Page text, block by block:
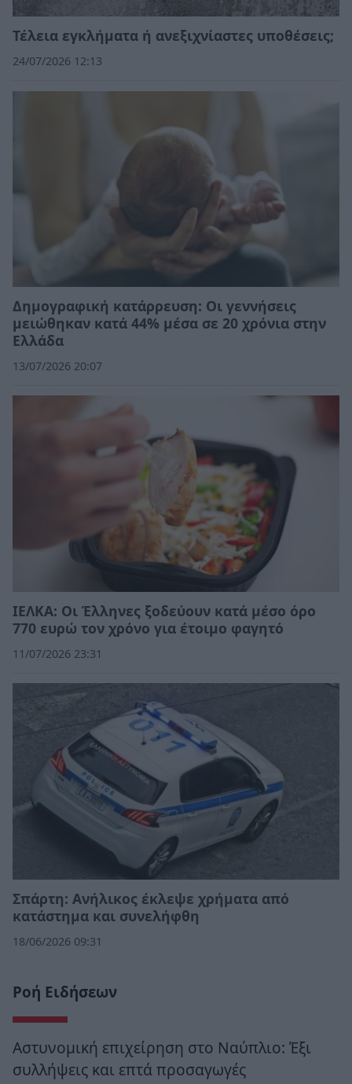
Τέλεια εγκλήματα ή ανεξιχνίαστες υποθέσεις;
24/07/2026 12:13
Δημογραφική κατάρρευση: Οι γεννήσεις
μειώθηκαν κατά 44% μέσα σε 20 χρόνια στην
Ελλάδα
13/07/2026 20:07
ΙΕΛΚΑ: Οι Έλληνες ξοδεύουν κατά μέσο όρο
770 ευρώ τον χρόνο για έτοιμο φαγητό
11/07/2026 23:31
Σπάρτη: Ανήλικος έκλεψε χρήματα από
κατάστημα και συνελήφθη
18/06/2026 09:31
Ροή Ειδήσεων
Αστυνομική επιχείρηση στο Ναύπλιο: Έξι
συλλήψεις και επτά προσαγωγές